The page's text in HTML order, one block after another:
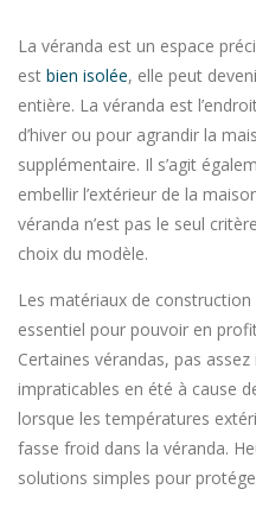
La véranda est un espace
est bien isolée, elle peut
entière. La véranda est
d’hiver ou pour agrandir la
supplémentaire. Il s’agit
embellir l’extérieur de la
véranda n’est pas le seul
choix du modèle.
Les matériaux de
essentiel pour pouvoir en
Certaines vérandas, pas
impraticables en été à cause
lorsque les températures
fasse froid dans la véranda.
solutions simples pour